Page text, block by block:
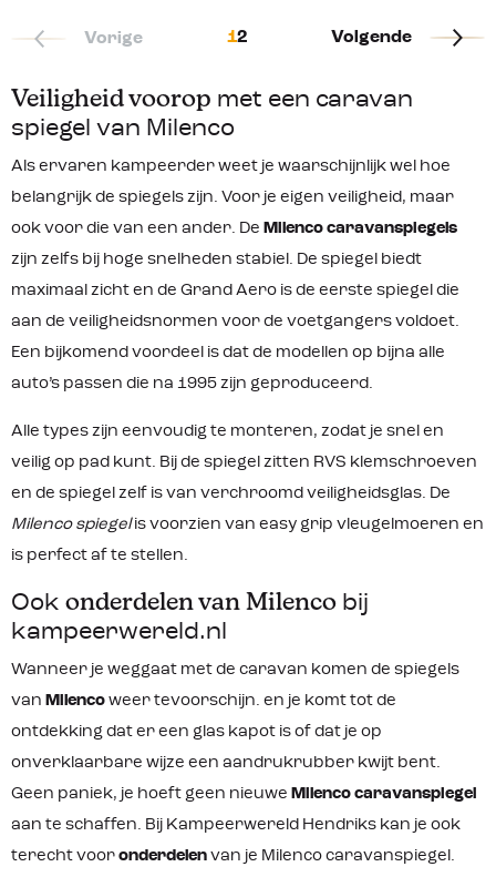
Vorige 12 Volgende
Veiligheid voorop met een caravan
spiegel van Milenco
Als ervaren kampeerder weet je waarschijnlijk wel hoe
belangrijk de spiegels zijn. Voor je eigen veiligheid, maar
ook voor die van een ander. De Milenco caravanspiegels
zijn zelfs bij hoge snelheden stabiel. De spiegel biedt
maximaal zicht en de Grand Aero is de eerste spiegel die
aan de veiligheidsnormen voor de voetgangers voldoet.
Een bijkomend voordeel is dat de modellen op bijna alle
auto’s passen die na 1995 zijn geproduceerd.
Alle types zijn eenvoudig te monteren, zodat je snel en
veilig op pad kunt. Bij de spiegel zitten RVS klemschroeven
en de spiegel zelf is van verchroomd veiligheidsglas. De
Milenco spiegelis voorzien van easy grip vleugelmoeren en
is perfect af te stellen.
Ook onderdelen van Milenco bij
kampeerwereld.nl
Wanneer je weggaat met de caravan komen de spiegels
van Milenco weer tevoorschijn. en je komt tot de
ontdekking dat er een glas kapot is of dat je op
onverklaarbare wijze een aandrukrubber kwijt bent.
Geen paniek, je hoeft geen nieuwe Milenco caravanspiegel
aan te schaffen. Bij Kampeerwereld Hendriks kan je ook
terecht voor onderdelen van je Milenco caravanspiegel.